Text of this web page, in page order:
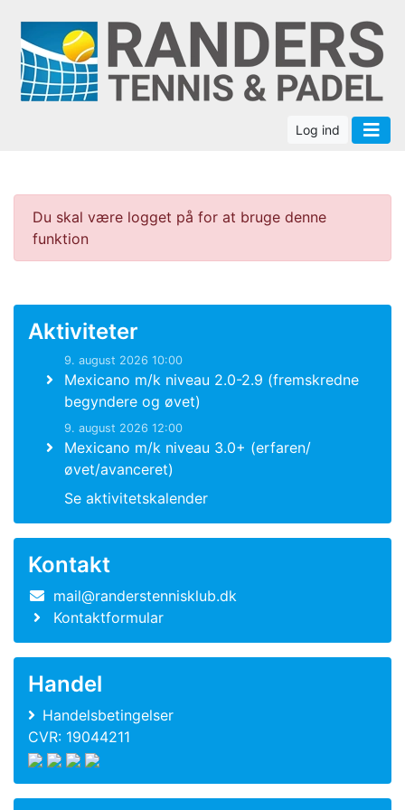
Log ind
Du skal være logget på for at bruge denne
funktion
Aktiviteter
9. august 2026 10:00
Mexicano m/k niveau 2.0-2.9 (fremskredne
begyndere og øvet)
9. august 2026 12:00
Mexicano m/k niveau 3.0+ (erfaren/
øvet/avanceret)
Se aktivitetskalender
Kontakt
mail@randerstennisklub.dk
Kontaktformular
Handel
Handelsbetingelser
CVR: 19044211